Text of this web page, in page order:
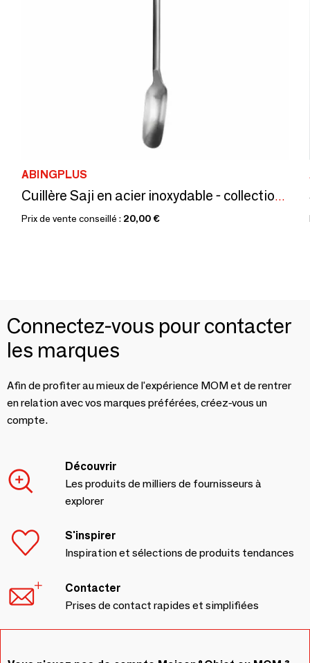
ABINGPLUS
Cuillère Saji en acier inoxydable - collection EAtoCO / YOSHIKAWA
Prix de vente conseillé : 20,00 €
Connectez-vous pour contacter
les marques
Afin de profiter au mieux de l'expérience MOM et de rentrer
en relation avec vos marques préférées, créez-vous un
compte.
Découvrir
Les produits de milliers de fournisseurs à
explorer
S'inspirer
Inspiration et sélections de produits tendances
Contacter
Prises de contact rapides et simplifiées